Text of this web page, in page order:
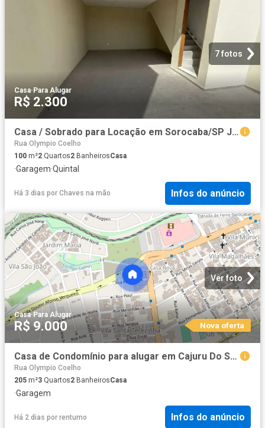
7 fotos
Casa· Para Alugar
R$ 2.300
Casa / Sobrado para Locação em Sorocaba/SP Jardim Piratininga 2 Quartos
Rua Olympio Coelho
100 m²2 Quartos2 BanheirosCasa
·Garagem·Quintal
Há 3 dias por Chaves na mão Infos do anúncio
Ver foto
Casa· Para Alugar
R$ 9.000 Nova oferta
Casa de Condomínio para alugar em Cajuru Do Sul de 205.00m² com 3 Quartos, 1 Suite e 4 Garagens
Rua Olympio Coelho
205 m²3 Quartos2 BanheirosCasa
·Garagem
Há 2 dias por rentumo Infos do anúncio